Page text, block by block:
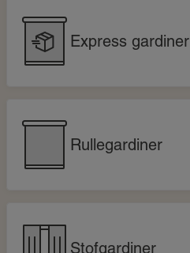
Express gardiner
Rullegardiner
Stofgardiner